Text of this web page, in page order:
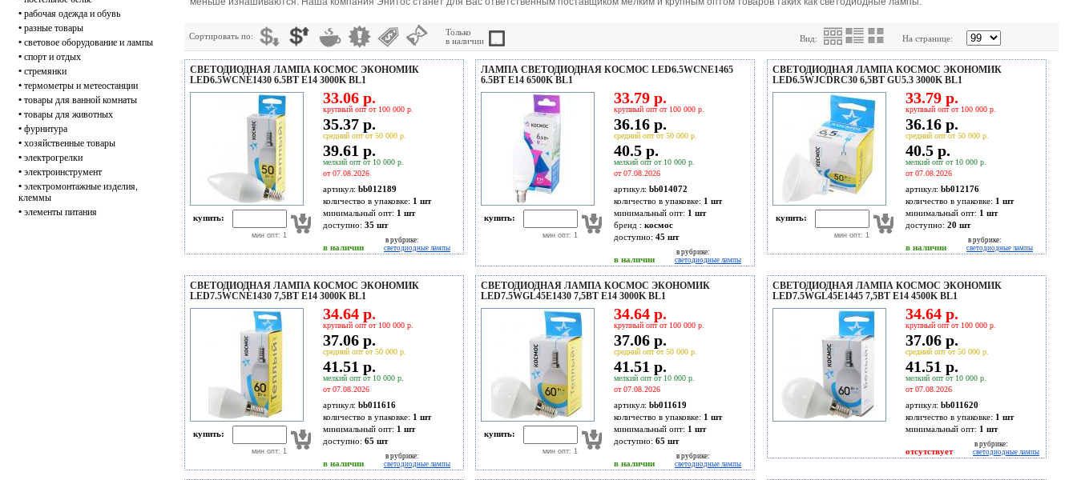
• рабочая одежда и обувь
• разные товары
• световое оборудование и лампы
• спорт и отдых
• стремянки
• термометры и метеостанции
• товары для ванной комнаты
• товары для животных
• фурнитура
• хозяйственные товары
• электрогрелки
• электроинструмент
• электромонтажные изделия,
клеммы
• элементы питания
Сортировать по:
Только
в наличии
Вид: На странице:
СВЕТОДИОДНАЯ ЛАМПА КОСМОС ЭКОНОМИК
LED6.5WCNE1430 6.5ВТ E14 3000K BL1
купить:
мин опт: 1
33.06 р.
крупный опт от 100 000 р.
35.37 р.
средний опт от 50 000 р.
39.61 р.
мелкий опт от 10 000 р.
от 07.08.2026
артикул: bb012189
количество в упаковке: 1 шт
минимальный опт: 1 шт
доступно: 35 шт
в наличии
в рубрике:
светодиодные лампы
ЛАМПА СВЕТОДИОДНАЯ КОСМОС LED6.5WCNE1465
6.5ВТ E14 6500K BL1
купить:
мин опт: 1
33.79 р.
крупный опт от 100 000 р.
36.16 р.
средний опт от 50 000 р.
40.5 р.
мелкий опт от 10 000 р.
от 07.08.2026
артикул: bb014072
количество в упаковке: 1 шт
минимальный опт: 1 шт
бренд : космос
доступно: 45 шт
в наличии
в рубрике:
светодиодные лампы
СВЕТОДИОДНАЯ ЛАМПА КОСМОС ЭКОНОМИК
LED6.5WJCDRC30 6,5ВТ GU5.3 3000K BL1
купить:
мин опт: 1
33.79 р.
крупный опт от 100 000 р.
36.16 р.
средний опт от 50 000 р.
40.5 р.
мелкий опт от 10 000 р.
от 07.08.2026
артикул: bb012176
количество в упаковке: 1 шт
минимальный опт: 1 шт
доступно: 20 шт
в наличии
в рубрике:
светодиодные лампы
СВЕТОДИОДНАЯ ЛАМПА КОСМОС ЭКОНОМИК
LED7.5WCNE1430 7,5ВТ E14 3000K BL1
купить:
мин опт: 1
34.64 р.
крупный опт от 100 000 р.
37.06 р.
средний опт от 50 000 р.
41.51 р.
мелкий опт от 10 000 р.
от 07.08.2026
артикул: bb011616
количество в упаковке: 1 шт
минимальный опт: 1 шт
доступно: 65 шт
в наличии
в рубрике:
светодиодные лампы
СВЕТОДИОДНАЯ ЛАМПА КОСМОС ЭКОНОМИК
LED7.5WGL45E1430 7,5ВТ E14 3000K BL1
купить:
мин опт: 1
34.64 р.
крупный опт от 100 000 р.
37.06 р.
средний опт от 50 000 р.
41.51 р.
мелкий опт от 10 000 р.
от 07.08.2026
артикул: bb011619
количество в упаковке: 1 шт
минимальный опт: 1 шт
доступно: 65 шт
в наличии
в рубрике:
светодиодные лампы
СВЕТОДИОДНАЯ ЛАМПА КОСМОС ЭКОНОМИК
LED7.5WGL45E1445 7,5ВТ E14 4500K BL1
34.64 р.
крупный опт от 100 000 р.
37.06 р.
средний опт от 50 000 р.
41.51 р.
мелкий опт от 10 000 р.
от 07.08.2026
артикул: bb011620
количество в упаковке: 1 шт
минимальный опт: 1 шт
отсутствует
в рубрике:
светодиодные лампы